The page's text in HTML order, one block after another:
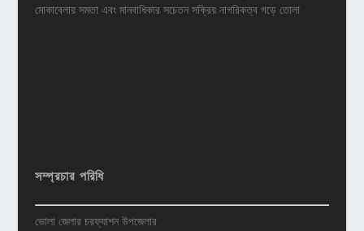
মোকাবেলায় সমতা এবং মানবাধিকার সচেতন সক্রিয় নাগরিকত্ব গড়ে তোলা
সম্প্রচার পরিধি
ভোলা জেলার চরফ্যাশন উপজেলার